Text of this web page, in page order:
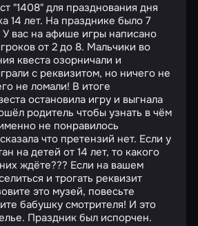
"1408" для празднования дня
14 лет. На празднике было 7
У вас на афише игры написано
от 2 до 8. Мальчики во
квеста озорничали и
с реквизитом, но ничего не
не ломали! В итоге
остановила игру и выгнала
родитель чтобы узнать в чём
не понравилось
что претензий нет. Если у
на детей от 14 лет, то какого
ждёте??? Если на вашем
и трогать реквизит
это музей, повесьте
бабушку смотрителя! И это
Праздник был испорчен.